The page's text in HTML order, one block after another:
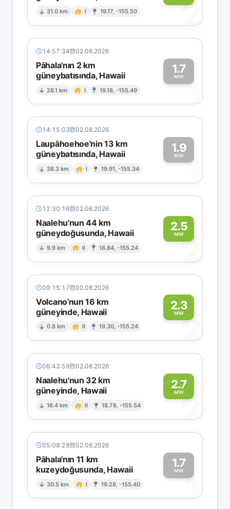
31.0 km I 19.17, -155.50 2
14:57:34 02.08.2026
Pāhala'nın 2 km
güneybatısında, Hawaii
28.1 km I 19.18, -155.49
1.7
MW1
14:15:03 02.08.2026
Laupāhoehoe'nin 13 km
güneybatısında, Hawaii
38.3 km I 19.91, -155.34
1.9
MW1
12:30:16 02.08.2026
Naalehu'nun 44 km
güneydoğusunda, Hawaii
9.9 km II 18.84, -155.24
2.5
MW
2
09:15:17 02.08.2026
Volcano'nun 16 km
güneyinde, Hawaii
0.8 km II 19.30, -155.24
2.3
MW2
06:43:59 02.08.2026
Naalehu'nun 32 km
güneyinde, Hawaii
16.4 km II 18.78, -155.54
2.7
MW2
05:08:28 02.08.2026
Pāhala'nın 11 km
kuzeydoğusunda, Hawaii
30.5 km I 19.28, -155.40
1.7
MW1